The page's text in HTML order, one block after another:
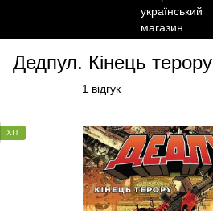
Дедпул. Кінець терору
1 відгук
ХІТ